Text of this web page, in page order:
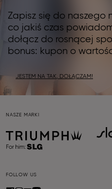
Zapisz się do naszego
co jakiś czas
dołącz do rosnącej
bonus: kupon o
JESTEM NA TAK, DOŁĄCZAM!
NASZE MARKI
FOLLOW US